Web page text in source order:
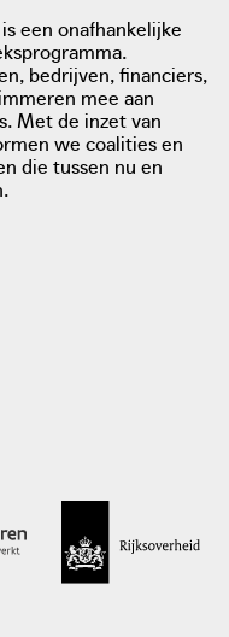
en fruittelers in
op te
aan met
grasklaver.
Graslandbouwer
vult hij in de
grasklaver.
een onafhankelijke
bedrijven, financiers,
mee aan
Met de inzet van
we coalities en
die tussen nu en